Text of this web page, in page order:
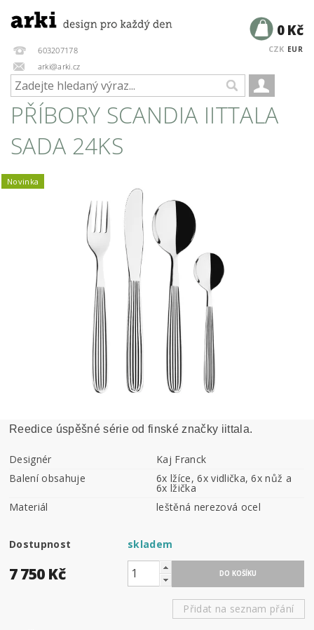
603207178
arki@arki.cz
CZK EUR
0 Kč
PŘÍBORY SCANDIA IITTALA
SADA 24KS
Novinka
Reedice úspěšné série od finské značky iittala.
Designér
Kaj Franck
Balení obsahuje
6x lžíce, 6x vidlička, 6x nůž a
6x lžička
Materiál
leštěná nerezová ocel
Dostupnost skladem
7 750 Kč
Přidat na seznam přání